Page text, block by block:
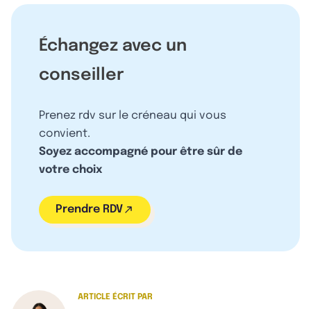
Échangez avec un
conseiller
Prenez rdv sur le créneau qui vous
convient.
Soyez accompagné pour être sûr de
votre choix
Prendre RDV
ARTICLE ÉCRIT PAR